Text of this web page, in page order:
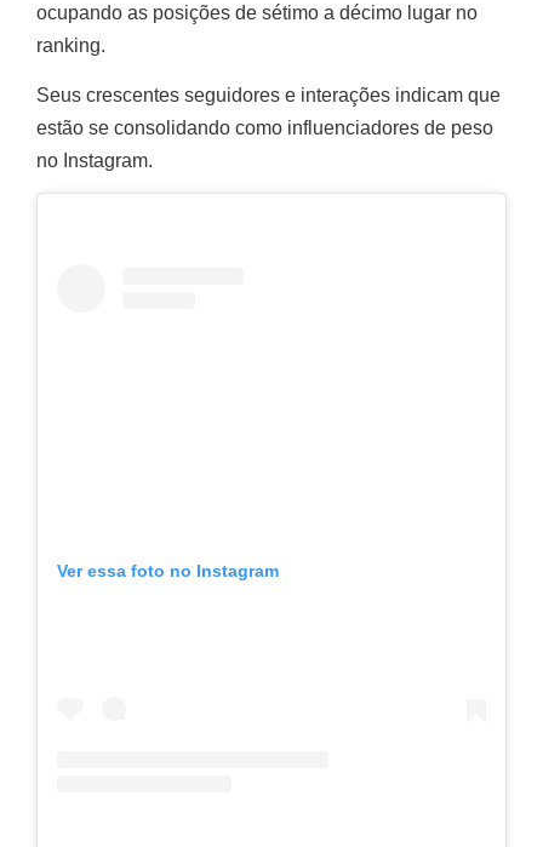
ocupando as posições de sétimo a décimo lugar no
ranking.
Seus crescentes seguidores e interações indicam que
estão se consolidando como influenciadores de peso
no Instagram.
Ver essa foto no Instagram